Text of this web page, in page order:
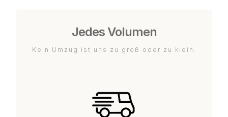
Jedes Volumen
Kein Umzug ist uns zu groß oder zu klein.